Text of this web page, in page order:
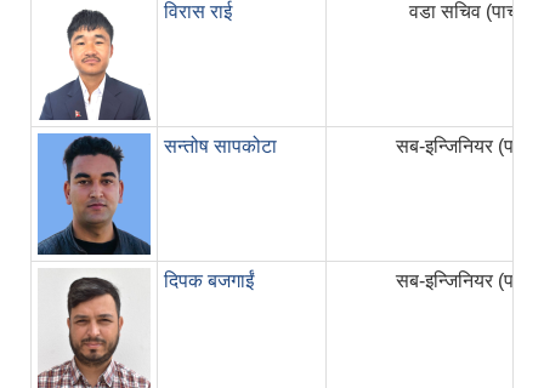
विरास राई वडा सचिव (पाचौं)
सन्तोष सापकोटा सब-इन्जिनियर (पाचौं)
दिपक बजगाईं सब-इन्जिनियर (पाचौं)